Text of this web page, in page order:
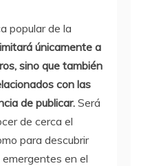
popular de la
únicamente a
sino que también
con las
de publicar. Será
de cerca el
para descubrir
en el